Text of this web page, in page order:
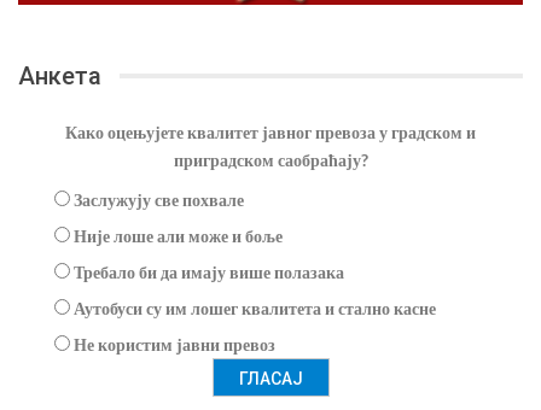
Анкета
Како оцењујете квалитет јавног превоза у градском и
приградском саобраћају?
Заслужују све похвале
Није лоше али може и боље
Требало би да имају више полазака
Аутобуси су им лошег квалитета и стално касне
Не користим јавни превоз